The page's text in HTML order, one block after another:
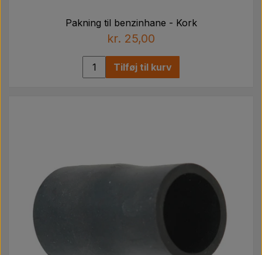
Pakning til benzinhane - Kork
kr. 25,00
Tilføj til kurv